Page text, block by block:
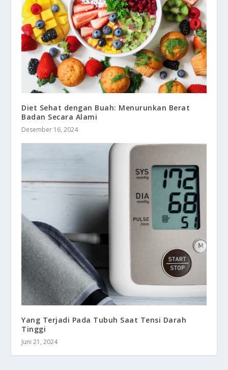
Diet Sehat dengan Buah: Menurunkan Berat
Badan Secara Alami
Desember 16, 2024
Yang Terjadi Pada Tubuh Saat Tensi Darah
Tinggi
Juni 21, 2024